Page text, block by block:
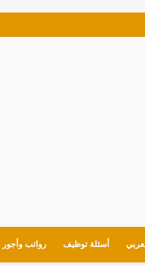
للمواطنين شروط العمل وايميل التقديم
أسئلة توظيف رواتب وأجور